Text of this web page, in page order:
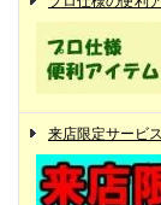
来店限定サービス